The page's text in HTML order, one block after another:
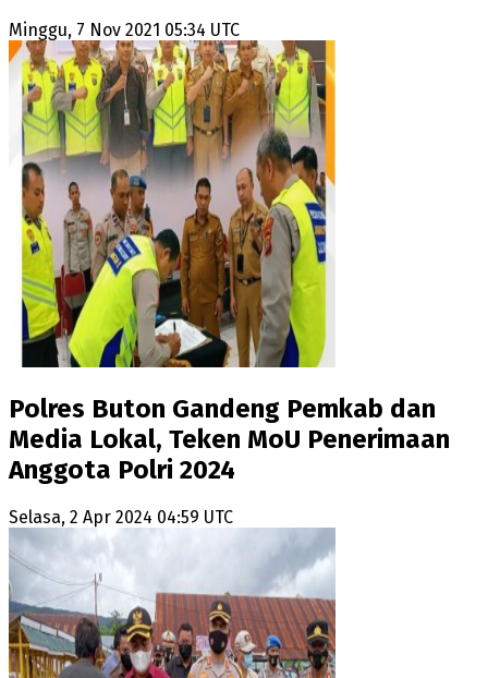
Minggu, 7 Nov 2021 05:34 UTC
Polres Buton Gandeng Pemkab dan
Media Lokal, Teken MoU Penerimaan
Anggota Polri 2024
Selasa, 2 Apr 2024 04:59 UTC